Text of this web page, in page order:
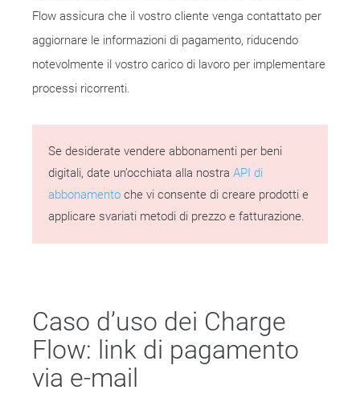
Flow assicura che il vostro cliente venga contattato per
aggiornare le informazioni di pagamento, riducendo
notevolmente il vostro carico di lavoro per implementare
processi ricorrenti.
Se desiderate vendere abbonamenti per beni
digitali, date un’occhiata alla nostra API di
abbonamento che vi consente di creare prodotti e
applicare svariati metodi di prezzo e fatturazione.
Caso d’uso dei Charge
Flow: link di pagamento
via e-mail